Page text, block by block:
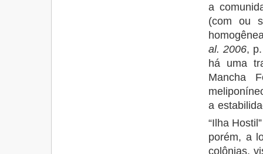
a
(com ou
al. 2006,
há uma
Mancha
a
“Ilha
porém, a
colônias,